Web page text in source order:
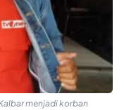
menjadi korban